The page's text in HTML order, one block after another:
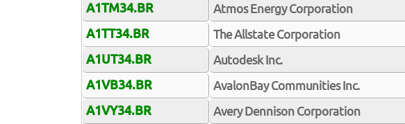
A1TM34.BR
Atmos Energy Corporation
A1TT34.BR
The Allstate Corporation
A1UT34.BR
Autodesk Inc.
A1VB34.BR
AvalonBay Communities Inc.
A1VY34.BR
Avery Dennison Corporation